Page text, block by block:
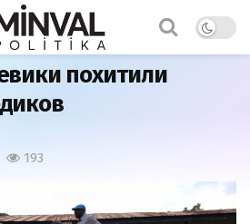
похитили
193